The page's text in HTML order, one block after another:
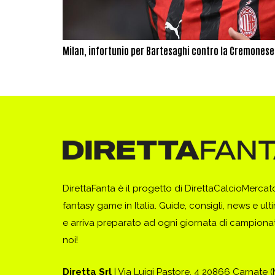
Milan, infortunio per Bartesaghi contro la
DirettaFanta è il progetto di
fantasy game in Italia. Guide, consigli, news e
e arriva preparato ad ogni giornata di
noi!
Diretta Srl | Via Luigi Pastore, 4 20866 Carnate